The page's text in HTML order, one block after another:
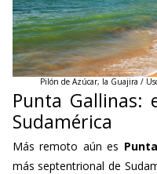
Pilón de Azúcar, la Guajira /
Punta Gallinas:
Sudamérica
Más remoto aún es
más septentrional de